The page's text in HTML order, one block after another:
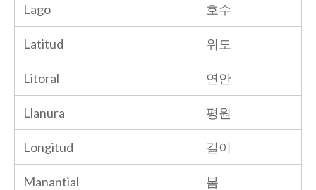
Lago 호수
Latitud 위도
Litoral 연안
Llanura 평원
Longitud 길이
Manantial 봄